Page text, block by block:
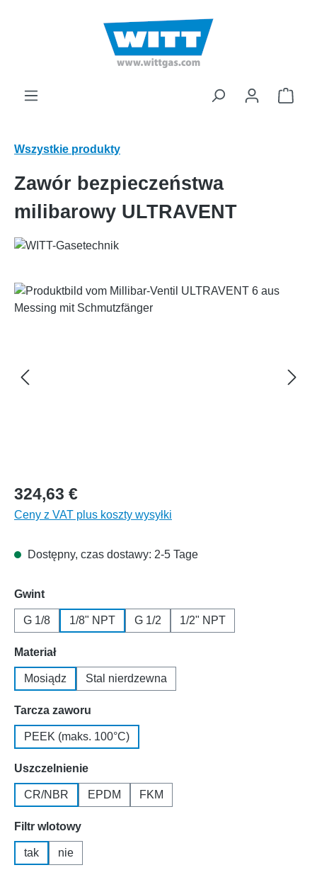
Wszystkie produkty
Zawór bezpieczeństwa
milibarowy ULTRAVENT
Pomiń galerię zdjęć
324,63 €
Ceny z VAT plus koszty wysyłki
Dostępny, czas dostawy: 2-5 Tage
Wybierz
Gwint
G 1/8 1/8" NPT G 1/2 1/2" NPT
Wybierz
Materiał
Mosiądz Stal nierdzewna
Wybierz
Tarcza zaworu
PEEK (maks. 100°C)
Wybierz
Uszczelnienie
CR/NBR EPDM FKM
Wybierz
Filtr wlotowy
tak nie